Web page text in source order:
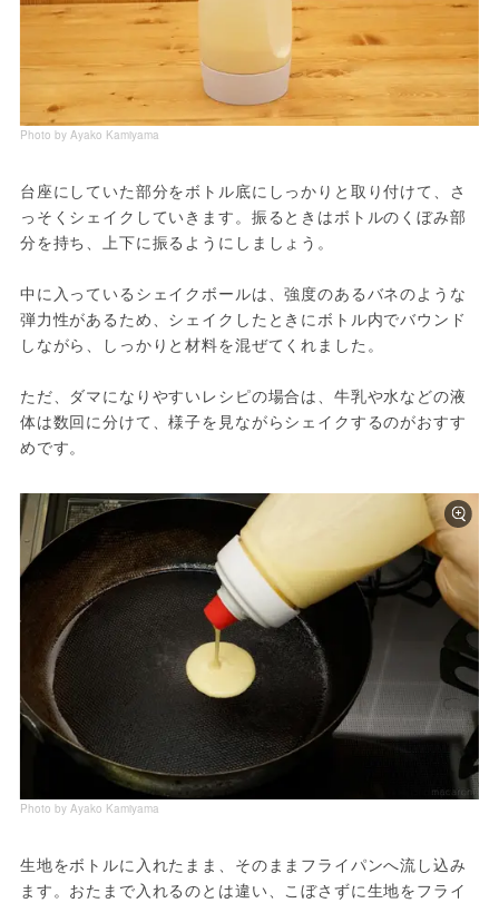
Photo by Ayako Kamiyama
台座にしていた部分をボトル底にしっかりと取り付けて、さ
っそくシェイクしていきます。振るときはボトルのくぼみ部
分を持ち、上下に振るようにしましょう。
中に入っているシェイクボールは、強度のあるバネのような
弾力性があるため、シェイクしたときにボトル内でバウンド
しながら、しっかりと材料を混ぜてくれました。
ただ、ダマになりやすいレシピの場合は、牛乳や水などの液
体は数回に分けて、様子を見ながらシェイクするのがおすす
めです。
Photo by Ayako Kamiyama
生地をボトルに入れたまま、そのままフライパンへ流し込み
ます。おたまで入れるのとは違い、こぼさずに生地をフライ